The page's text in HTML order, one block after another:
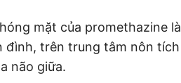
mặt của promethazine là
đình, trên trung tâm nôn tích
não giữa.